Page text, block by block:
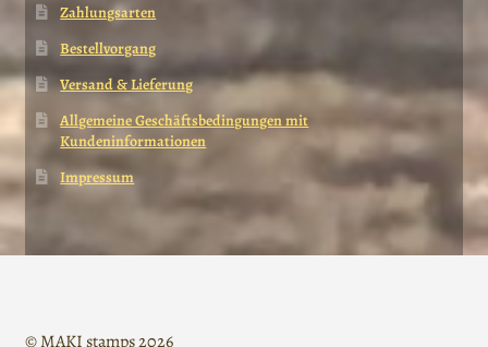
Zahlungsarten
Bestellvorgang
Versand & Lieferung
Allgemeine Geschäftsbedingungen mit
Kundeninformationen
Impressum
© MAKI stamps 2026